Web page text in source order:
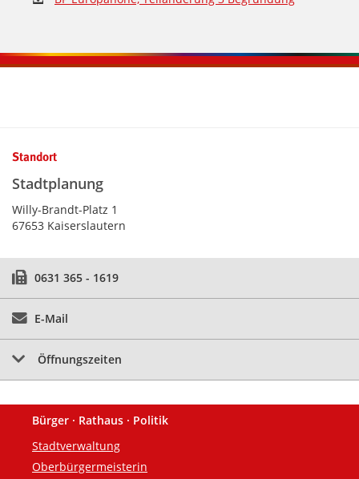
Standort
Stadtplanung
Willy-Brandt-Platz 1
67653 Kaiserslautern
0631 365 - 1619
E-Mail
Öffnungszeiten
Fußzeile
Bürger · Rathaus · Politik
Stadtverwaltung
Oberbürgermeisterin